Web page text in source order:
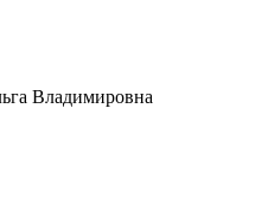
Владимировна